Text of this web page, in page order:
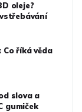
oleje?
Co říká věda
slova a
gumiček